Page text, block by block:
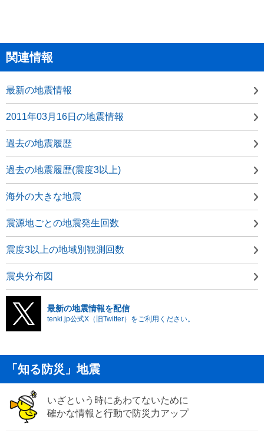
関連情報
最新の地震情報
2011年03月16日の地震情報
過去の地震履歴
過去の地震履歴(震度3以上)
海外の大きな地震
震源地ごとの地震発生回数
震度3以上の地域別観測回数
震央分布図
最新の地震情報を配信
tenki.jp公式X（旧Twitter）をご利用ください。
「知る防災」地震
いざという時にあわてないために
確かな情報と行動で防災力アップ